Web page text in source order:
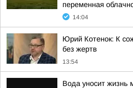
переменная
14:04
Юрий Котенок: К
без жертв
13:54
Вода уносит жизнь